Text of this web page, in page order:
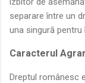
separare între un
una singură pentru
Caracterul
Dreptul românesc